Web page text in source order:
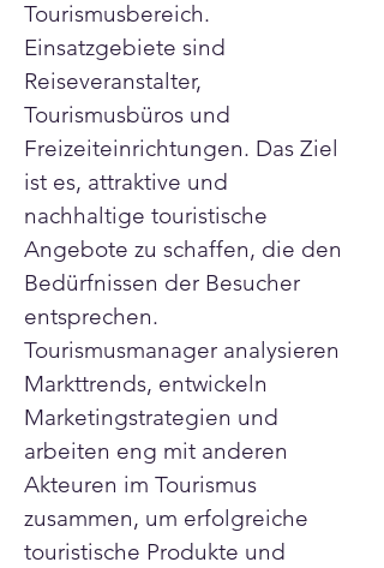
Tourismusbereich.
Einsatzgebiete sind
Reiseveranstalter,
Tourismusbüros und
Freizeiteinrichtungen. Das Ziel
ist es, attraktive und
nachhaltige touristische
Angebote zu schaffen, die den
Bedürfnissen der Besucher
entsprechen.
Tourismusmanager analysieren
Markttrends, entwickeln
Marketingstrategien und
arbeiten eng mit anderen
Akteuren im Tourismus
zusammen, um erfolgreiche
touristische Produkte und